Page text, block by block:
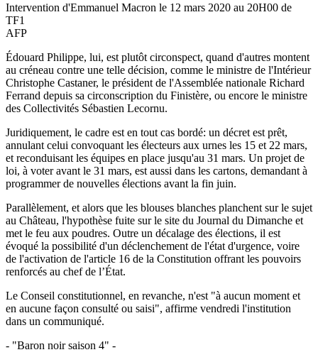
Intervention d'Emmanuel Macron le 12 mars 2020 au 20H00 de
TF1
AFP
Édouard Philippe, lui, est plutôt circonspect, quand d'autres montent
au créneau contre une telle décision, comme le ministre de l'Intérieur
Christophe Castaner, le président de l'Assemblée nationale Richard
Ferrand depuis sa circonscription du Finistère, ou encore le ministre
des Collectivités Sébastien Lecornu.
Juridiquement, le cadre est en tout cas bordé: un décret est prêt,
annulant celui convoquant les électeurs aux urnes les 15 et 22 mars,
et reconduisant les équipes en place jusqu'au 31 mars. Un projet de
loi, à voter avant le 31 mars, est aussi dans les cartons, demandant à
programmer de nouvelles élections avant la fin juin.
Parallèlement, et alors que les blouses blanches planchent sur le sujet
au Château, l'hypothèse fuite sur le site du Journal du Dimanche et
met le feu aux poudres. Outre un décalage des élections, il est
évoqué la possibilité d'un déclenchement de l'état d'urgence, voire
de l'activation de l'article 16 de la Constitution offrant les pouvoirs
renforcés au chef de l’État.
Le Conseil constitutionnel, en revanche, n'est "à aucun moment et
en aucune façon consulté ou saisi", affirme vendredi l'institution
dans un communiqué.
- "Baron noir saison 4" -